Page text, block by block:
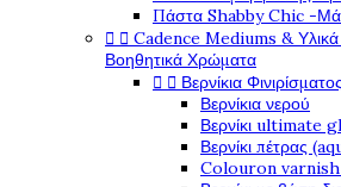
Πάστα Shabby Chic -
  Cadence Mediums &
Βοηθητικά Χρώματα
  Βερνίκια Φινιρίσματος
Βερνίκια νερού
Βερνίκι ultimate
Βερνίκι πέτρας
Colouron varnish